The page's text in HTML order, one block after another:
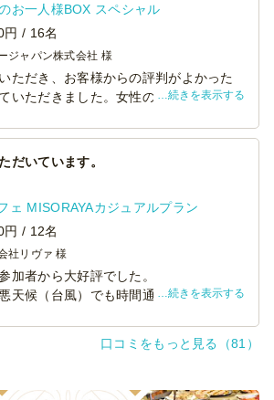
お一人様BOX スペシャル
円 / 16名
ジャパン株式会社 様
ただき、お客様からの評判がよかった
いただきました。女性のお客様が多い
もちょうどよく、食べ残し「０」でし
いました。
続きを表示する
だいています。
ェ MISORAYAカジュアルプラン
円 / 12名
社リヴァ 様
加者から大好評でした。
天候（台風）でも時間通りに届けてい
続きを表示する
口コミをもっと見る（81）